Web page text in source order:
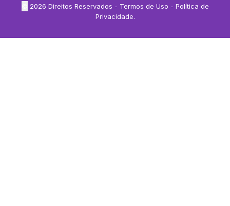
2026 Direitos Reservados - Termos de Uso - Política de
Privacidade.